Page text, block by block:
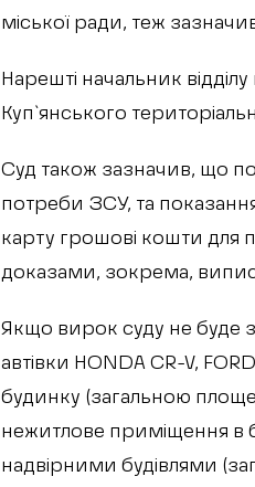
міської ради, теж
Нарешті начальник
Куп`янського
Суд також зазначив, що
потреби ЗСУ, та
карту грошові кошти для
доказами, зокрема,
Якщо вирок суду не буде
автівки HONDA CR-V,
будинку (загальною
нежитлове приміщення в
надвірними будівлями